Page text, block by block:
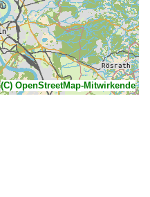
(C) OpenStreetMap-Mitwirkende